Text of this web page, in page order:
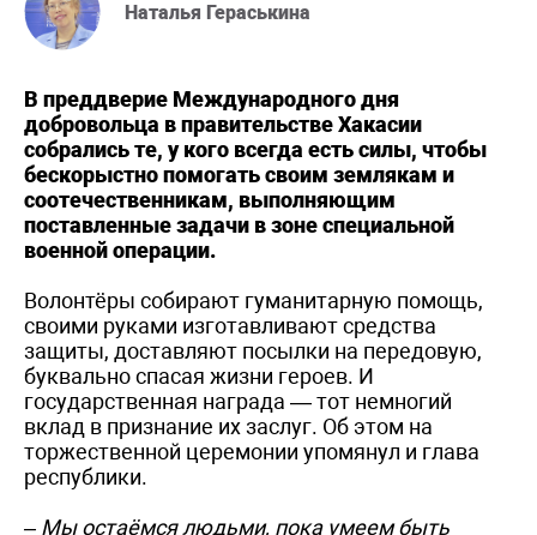
Наталья Гераськина
В преддверие Международного дня
добровольца в правительстве Хакасии
собрались те, у кого всегда есть силы, чтобы
бескорыстно помогать своим землякам и
соотечественникам, выполняющим
поставленные задачи в зоне специальной
военной операции.
Волонтёры собирают гуманитарную помощь,
своими руками изготавливают средства
защиты, доставляют посылки на передовую,
буквально спасая жизни героев. И
государственная награда — тот немногий
вклад в признание их заслуг. Об этом на
торжественной церемонии упомянул и глава
республики.
– Мы остаёмся людьми, пока умеем быть